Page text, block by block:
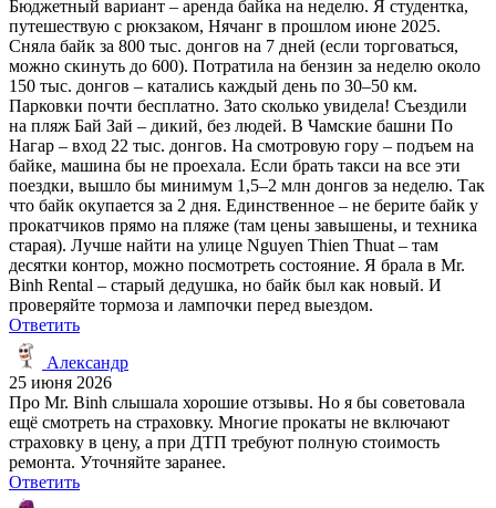
Бюджетный вариант – аренда байка на неделю. Я студентка,
путешествую с рюкзаком, Нячанг в прошлом июне 2025.
Сняла байк за 800 тыс. донгов на 7 дней (если торговаться,
можно скинуть до 600). Потратила на бензин за неделю около
150 тыс. донгов – катались каждый день по 30–50 км.
Парковки почти бесплатно. Зато сколько увидела! Съездили
на пляж Бай Зай – дикий, без людей. В Чамские башни По
Нагар – вход 22 тыс. донгов. На смотровую гору – подъем на
байке, машина бы не проехала. Если брать такси на все эти
поездки, вышло бы минимум 1,5–2 млн донгов за неделю. Так
что байк окупается за 2 дня. Единственное – не берите байк у
прокатчиков прямо на пляже (там цены завышены, и техника
старая). Лучше найти на улице Nguyen Thien Thuat – там
десятки контор, можно посмотреть состояние. Я брала в Mr.
Binh Rental – старый дедушка, но байк был как новый. И
проверяйте тормоза и лампочки перед выездом.
Ответить
Александр
25 июня 2026
Про Mr. Binh слышала хорошие отзывы. Но я бы советовала
ещё смотреть на страховку. Многие прокаты не включают
страховку в цену, а при ДТП требуют полную стоимость
ремонта. Уточняйте заранее.
Ответить